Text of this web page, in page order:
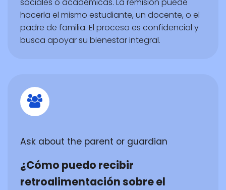
hacerla el mismo estudiante, un docente, o el
padre de familia. El proceso es confidencial y
busca apoyar su bienestar integral.
Ask about the parent or guardian
¿Cómo puedo recibir
retroalimentación sobre el